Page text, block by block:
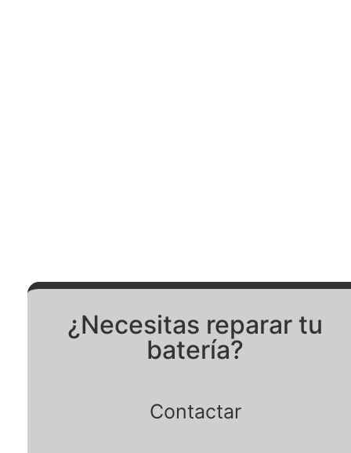
¿Necesitas reparar tu
batería?
Contactar